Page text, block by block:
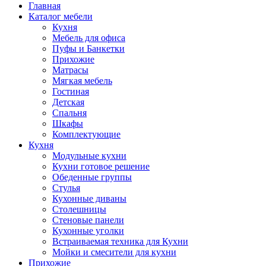
Главная
Каталог мебели
Кухня
Мебель для офиса
Пуфы и Банкетки
Прихожие
Матрасы
Мягкая мебель
Гостиная
Детская
Спальня
Шкафы
Комплектующие
Кухня
Модульные кухни
Кухни готовое решение
Обеденные группы
Стулья
Кухонные диваны
Столешницы
Стеновые панели
Кухонные уголки
Встраиваемая техника для Кухни
Мойки и смесители для кухни
Прихожие